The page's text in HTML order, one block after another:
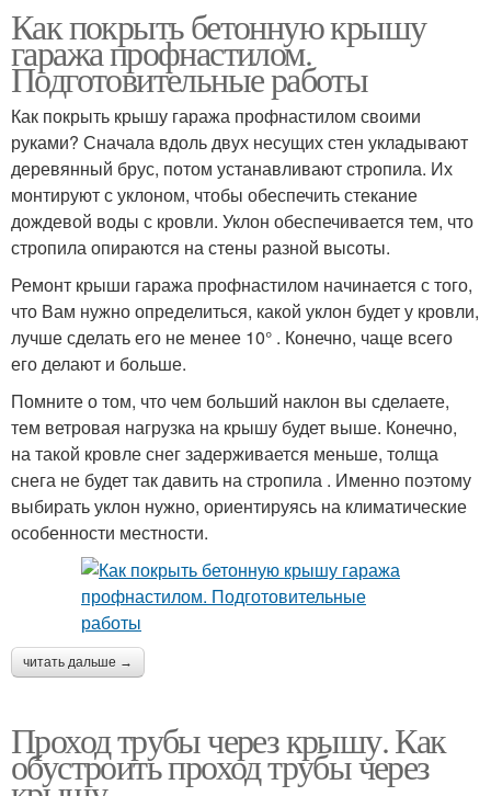
Как покрыть бетонную крышу
гаража профнастилом.
Подготовительные работы
Как покрыть крышу гаража профнастилом своими
руками? Сначала вдоль двух несущих стен укладывают
деревянный брус, потом устанавливают стропила. Их
монтируют с уклоном, чтобы обеспечить стекание
дождевой воды с кровли. Уклон обеспечивается тем, что
стропила опираются на стены разной высоты.
Ремонт крыши гаража профнастилом начинается с того,
что Вам нужно определиться, какой уклон будет у кровли,
лучше сделать его не менее 10° . Конечно, чаще всего
его делают и больше.
Помните о том, что чем больший наклон вы сделаете,
тем ветровая нагрузка на крышу будет выше. Конечно,
на такой кровле снег задерживается меньше, толща
снега не будет так давить на стропила . Именно поэтому
выбирать уклон нужно, ориентируясь на климатические
особенности местности.
читать дальше →
Проход трубы через крышу. Как
обустроить проход трубы через